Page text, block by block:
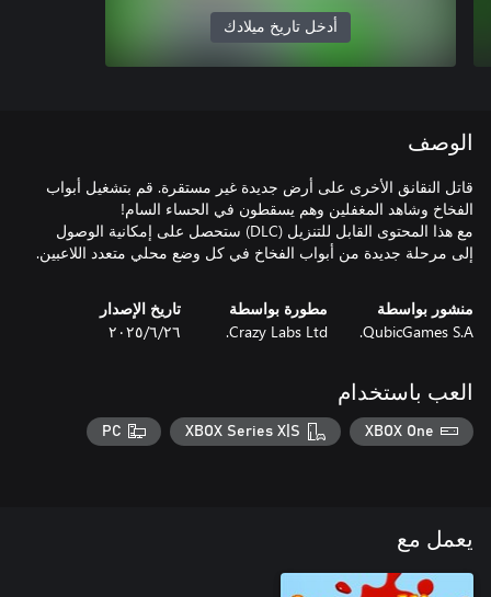
أدخل تاريخ ميلادك
الوصف
قاتل النقانق الأخرى على أرض جديدة غير مستقرة. قم بتشغيل أبواب
مع هذا المحتوى القابل للتنزيل (DLC) ستحصل على إمكانية الوصول
إلى مرحلة جديدة من أبواب الفخاخ في كل وضع محلي متعدد اللاعبين.
منشور بواسطة
QubicGames S.A.
مطورة بواسطة
Crazy Labs Ltd.
تاريخ الإصدار
٢٦‏/٦‏/٢٠٢٥
العب باستخدام
XBOX One
XBOX Series X|S
PC
يعمل مع